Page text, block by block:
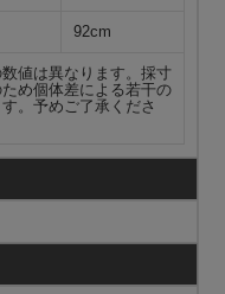
92cm
値は異なります。採寸
め個体差による若干の
。予めご了承くださ